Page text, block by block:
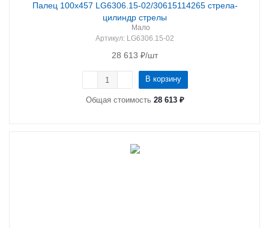
Палец 100х457 LG6306.15-02/30615114265 стрела-
цилиндр стрелы
Мало
Артикул: LG6306.15-02
28 613 ₽/шт
В корзину
Общая стоимость 28 613 ₽